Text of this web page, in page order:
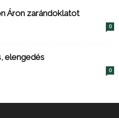
Áron zarándoklatot
0
elengedés
0